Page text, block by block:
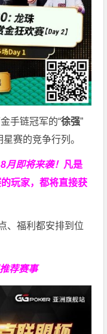
手链冠军的“徐强”
赛的竞争行列。
月即将来袭！ 凡是
玩家，都将直接获
、福利都安排到位
荐赛事